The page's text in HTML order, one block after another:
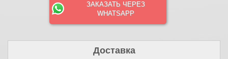
ЗАКАЗАТЬ ЧЕРЕЗ
WHATSAPP
Доставка